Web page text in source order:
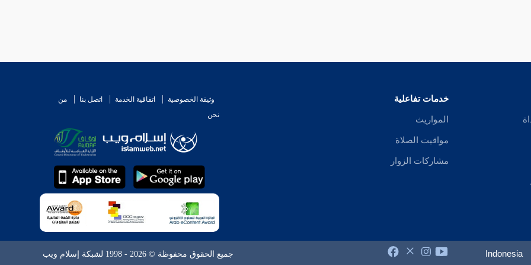
خدمات تفاعلية
المواريث
مواقيت الصلاة
مشاركات الزوار
وثيقة الخصوصية اتفاقية الخدمة اتصل بنا
من
نحن
Indonesia جميع الحقوق محفوظة © 2026 - 1998 لشبكة إسلام ويب